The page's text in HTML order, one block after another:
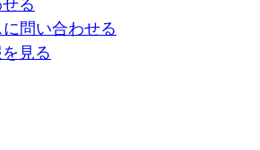
る
問い合わせる
見る